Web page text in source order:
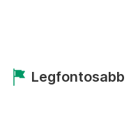
Legfontosabb